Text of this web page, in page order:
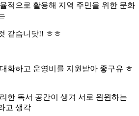
적으로 활용해 지역 주민을 위한 문화
같습니닷!! ㅎㅎ
화하고 운영비를 지원받아 좋구유 ㅎ
한 독서 공간이 생겨 서로 윈윈하는
고 생각